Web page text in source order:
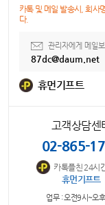
카톡 및 메일 발송시, 회사
다.
관리자에게 메일보
87dc@daum.net
휴먼기프트
고객상담센
02-865-
카톡플친 24시
휴먼기프트
업무 : 오전9시~오